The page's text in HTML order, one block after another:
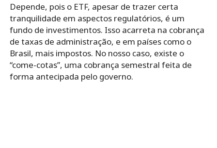
Depende, pois o ETF, apesar de trazer certa
tranquilidade em aspectos regulatórios, é um
fundo de investimentos. Isso acarreta na cobrança
de taxas de administração, e em países como o
Brasil, mais impostos. No nosso caso, existe o
“come-cotas”, uma cobrança semestral feita de
forma antecipada pelo governo.